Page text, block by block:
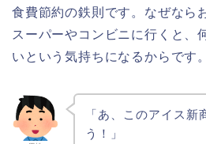
食費節約の鉄則です。なぜなら
スーパーやコンビニに行くと、
いという気持ちになるからです。
「あ、このアイス
う！」